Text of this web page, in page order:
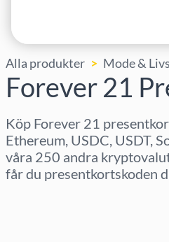
Alla produkter Mode &
Forever 21
Köp Forever 21
Ethereum, USDC, USDT,
våra 250 andra
får du presentkortskoden